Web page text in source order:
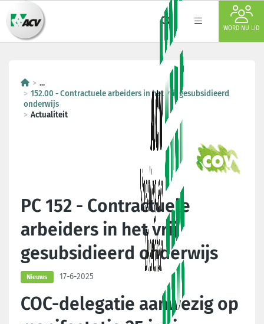
WORD NU LID
...
152.00 - Contractuele arbeiders in het vrij gesubsidieerd
onderwijs
Actualiteit
PC 152 - Contractuele
arbeiders in het vrij
gesubsidieerd onderwijs
Nieuws 17-6-2025
COC-delegatie aanwezig op